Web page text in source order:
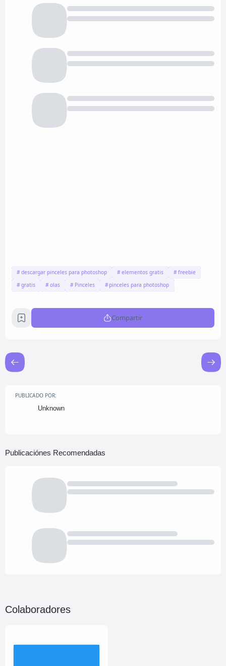
descargar pinceles para photoshop elementos gratis
freebie
gratis
olas Pinceles pinceles para photoshop
Compartir
PUBLICADO POR:
Unknown
Publicaciónes Recomendadas
Colaboradores